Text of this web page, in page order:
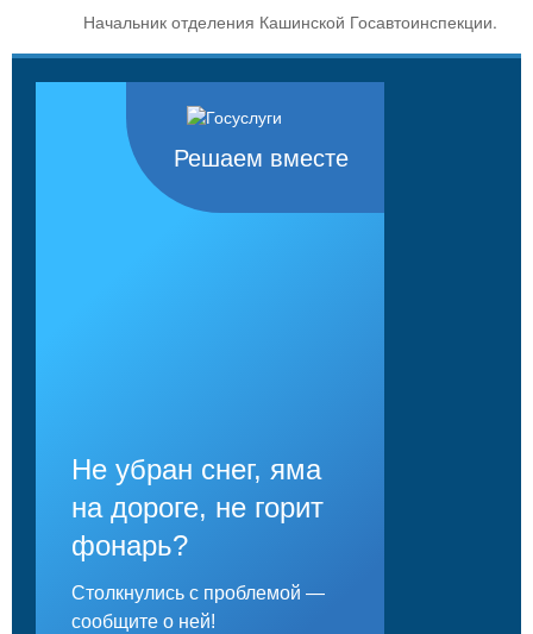
Начальник отделения Кашинской Госавтоинспекции.
Решаем вместе
Не убран снег, яма
на дороге, не горит
фонарь?
Столкнулись с проблемой —
сообщите о ней!